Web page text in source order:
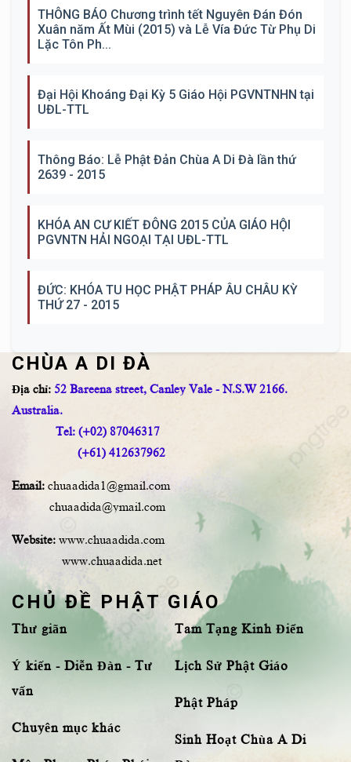
THÔNG BÁO Chương trình tết Nguyên Đán Đón
Xuân năm Ất Mùi (2015) và Lễ Vía Đức Từ Phụ Di
Lặc Tôn Ph...
Đại Hội Khoáng Đại Kỳ 5 Giáo Hội PGVNTNHN tại
UĐL-TTL
Thông Báo: Lễ Phật Đản Chùa A Di Đà lần thứ
2639 - 2015
KHÓA AN CƯ KIẾT ĐÔNG 2015 CỦA GIÁO HỘI
PGVNTN HẢI NGOẠI TẠI UĐL-TTL
ĐỨC: KHÓA TU HỌC PHẬT PHÁP ÂU CHÂU KỲ
THỨ 27 - 2015
CHÙA A DI ĐÀ
Địa chỉ: 52 Bareena street, Canley Vale - N.S.W 2166.
Australia.
Tel: (+02) 87046317
(+61) 412637962
Email: chuaadida1@gmail.com
chuaadida@ymail.com
Website: www.chuaadida.com
www.chuaadida.net
CHỦ ĐỀ PHẬT GIÁO
Thư giãn
Ý kiến - Diễn Đàn - Tư
vấn
Chuyên mục khác
Tam Tạng Kinh Điển
Lịch Sử Phật Giáo
Phật Pháp
Sinh Hoạt Chùa A Di